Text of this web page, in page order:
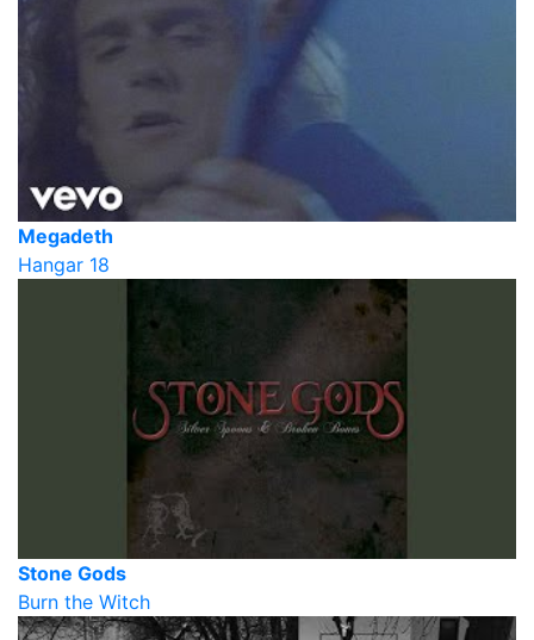
Megadeth
Hangar 18
Stone Gods
Burn the Witch